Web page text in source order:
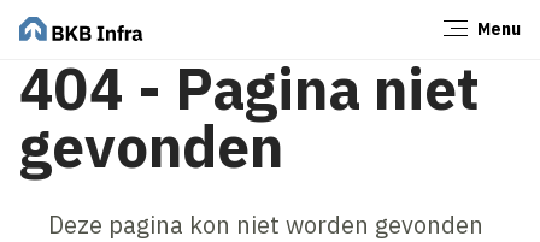
Menu
404 - Pagina niet
gevonden
Deze pagina kon niet worden gevonden
Sluiten